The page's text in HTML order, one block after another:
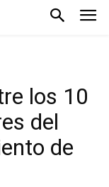
los 10
del
de